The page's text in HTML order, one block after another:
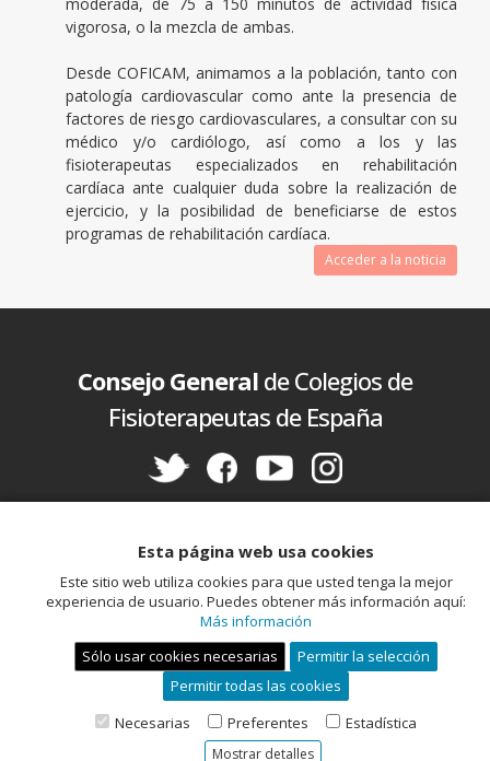
vigorosa, o la mezcla de ambas.
Desde COFICAM, animamos a la población, tanto con
patología cardiovascular como ante la presencia de
factores de riesgo cardiovasculares, a consultar con su
médico y/o cardiólogo, así como a los y las
fisioterapeutas especializados en rehabilitación
cardíaca ante cualquier duda sobre la realización de
ejercicio, y la posibilidad de beneficiarse de estos
programas de rehabilitación cardíaca.
Acceder a la noticia
Consejo General de Colegios de
Fisioterapeutas de España
Miembro de la Unión Profesional
Esta página web usa cookies
Este sitio web utiliza cookies para que usted tenga la mejor
experiencia de usuario. Puedes obtener más información aquí:
Más información
Sólo usar cookies necesarias
Permitir la selección
Permitir todas las cookies
Necesarias
Preferentes Estadística
Mostrar detalles